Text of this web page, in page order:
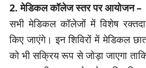
2. मेडिकल कॉलेज स्तर पर आयोजन –
सभी मेडिकल कॉलेजों में विशेष
किए जाएंगे। इन शिविरों में मेडिकल
को भी सक्रिय रूप से जोड़ा जाएगा